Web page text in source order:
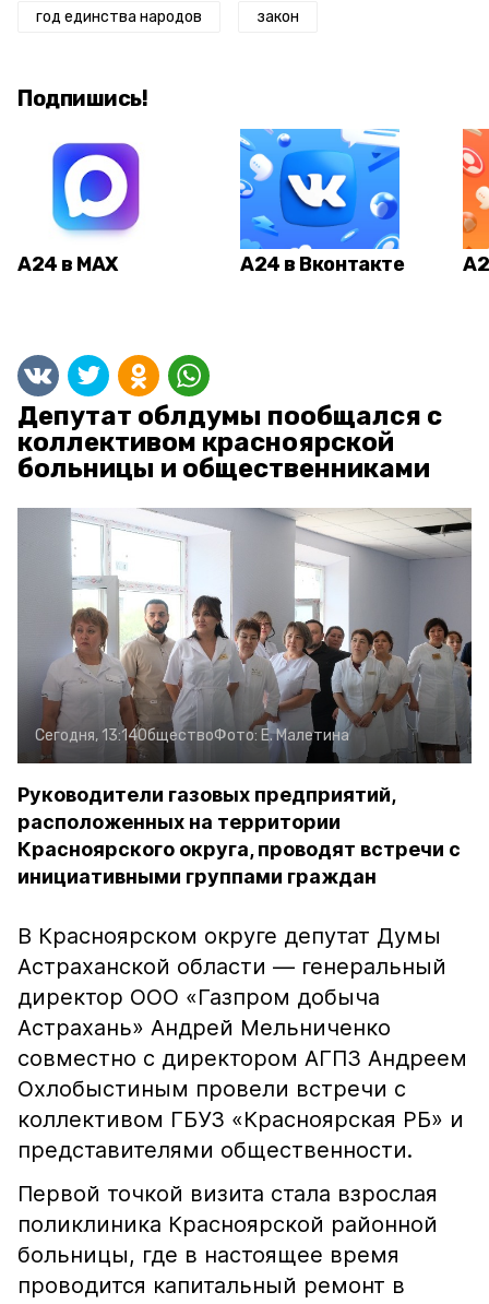
год единства народов закон
Подпишись!
А24 в MAX А24 в Вконтакте
Депутат облдумы пообщался с
коллективом красноярской
больницы и общественниками
Сегодня, 13:14ОбществоФото: Е. Малетина
Руководители газовых предприятий,
расположенных на территории
Красноярского округа, проводят встречи с
инициативными группами граждан
В Красноярском округе депутат Думы
Астраханской области — генеральный
директор ООО «Газпром добыча
Астрахань» Андрей Мельниченко
совместно с директором АГПЗ Андреем
Охлобыстиным провели встречи с
коллективом ГБУЗ «Красноярская РБ» и
представителями общественности.
Первой точкой визита стала взрослая
поликлиника Красноярской районной
больницы, где в настоящее время
проводится капитальный ремонт в